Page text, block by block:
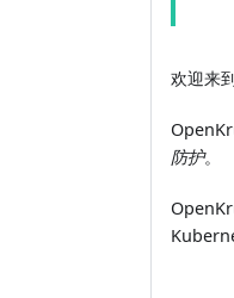
欢迎来
防护。